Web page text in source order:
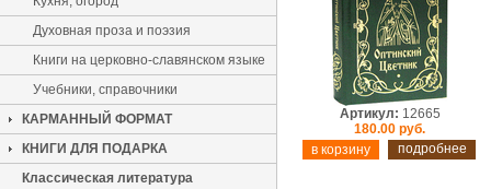
Духовная проза и поэзия
Книги на церковно-славянском языке
Учебники, справочники
КАРМАННЫЙ ФОРМАТ
КНИГИ ДЛЯ ПОДАРКА
Классическая литература
Артикул: 12665
180.00 руб.
подробнее